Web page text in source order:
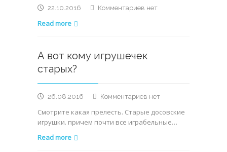
22.10.2016 Комментариев кнет
Read more
А вот кому игрушечек
старых?
26.08.2016 Комментариев к
А
вот
нет
Смотрите какая прелесть. Старые досовские
игрушки. причем почти все играбельные…
Read more